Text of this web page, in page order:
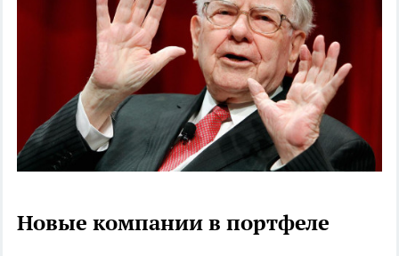
Новые компании в портфеле